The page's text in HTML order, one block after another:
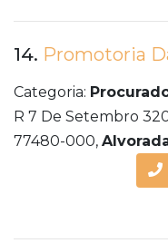
14. Promotoria
Categoria:
R 7 De Setembro
77480-000,